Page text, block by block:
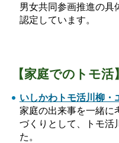
男女共同参画推進の具
認定しています。
【家庭でのトモ活】
いしかわトモ活川柳・
家庭の出来事を一緒に
づくりとして、トモ活
た。